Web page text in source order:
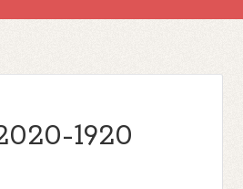
1920